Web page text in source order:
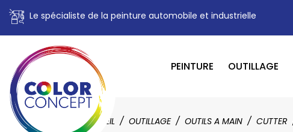
Le spécialiste de la peinture automobile et industrielle
PEINTURE OUTILLAGE
ACCUEIL OUTILLAGE OUTILS A MAIN CUTTER